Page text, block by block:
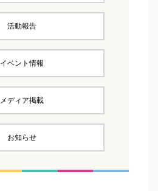
活動報告
イベント情報
メディア掲載
お知らせ